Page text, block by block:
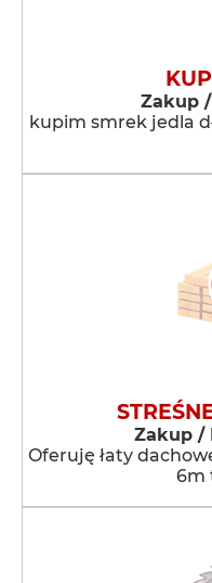
Zakup
kupim smrek jedla
Zakup /
Oferuję łaty
6m